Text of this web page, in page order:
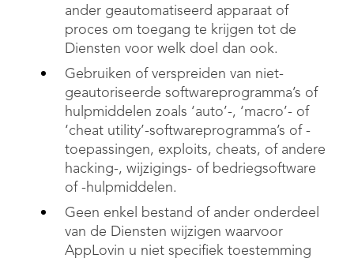
ander geautomatiseerd apparaat of
proces om toegang te krijgen tot de
Diensten voor welk doel dan ook.
Gebruiken of verspreiden van niet-
geautoriseerde softwareprogramma’s of
hulpmiddelen zoals ‘auto’-, ‘macro’- of
‘cheat utility’-softwareprogramma’s of -
toepassingen, exploits, cheats, of andere
hacking-, wijzigings- of bedriegsoftware
of -hulpmiddelen.
Geen enkel bestand of ander onderdeel
van de Diensten wijzigen waarvoor
AppLovin u niet specifiek toestemming